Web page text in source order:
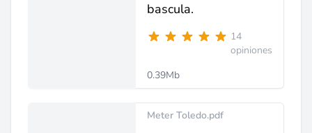
bascula.
14
opiniones
0.39Mb
Meter Toledo.pdf